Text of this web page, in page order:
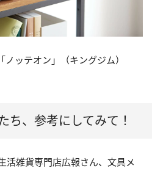
ノッテオン」（キングジム）
ち、参考にしてみて！
活雑貨専門店広報さん、文具メ